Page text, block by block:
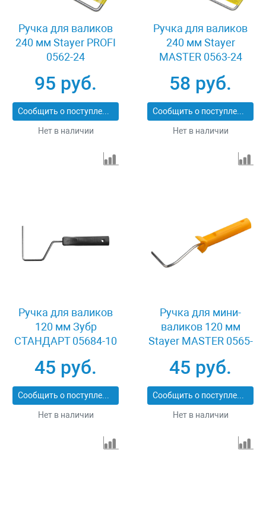
Ручка для валиков
240 мм Stayer PROFI
0562-24
95 руб.
Сообщить о поступлении
Нет в наличии
Ручка для валиков
240 мм Stayer
MASTER 0563-24
58 руб.
Сообщить о поступлении
Нет в наличии
Ручка для валиков
120 мм Зубр
СТАНДАРТ 05684-10
45 руб.
Сообщить о поступлении
Нет в наличии
Ручка для мини-
валиков 120 мм
Stayer MASTER 0565-
45 руб.
Сообщить о поступлении
Нет в наличии